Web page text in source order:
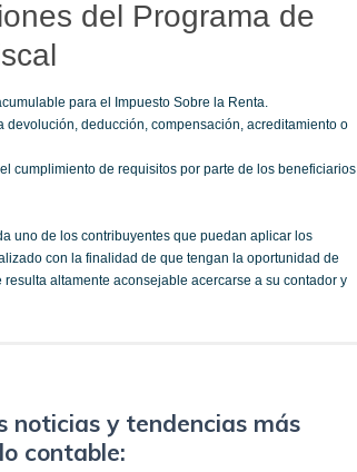
del Programa de
para el Impuesto Sobre la Renta.
devolución, deducción, compensación, acreditamiento o
cumplimiento de requisitos por parte de los beneficiarios
uno de los contribuyentes que puedan aplicar los
con la finalidad de que tengan la oportunidad de
altamente aconsejable acercarse a su contador y